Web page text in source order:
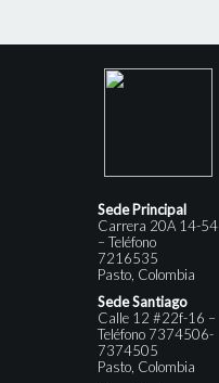
Sede Principal
Carrera 20A 14-54
– Teléfono
7216535
Pasto, Colombia
Sede Santiago
Calle 12 #22f-16 –
Teléfono 7374506-
7374505
Pasto, Colombia